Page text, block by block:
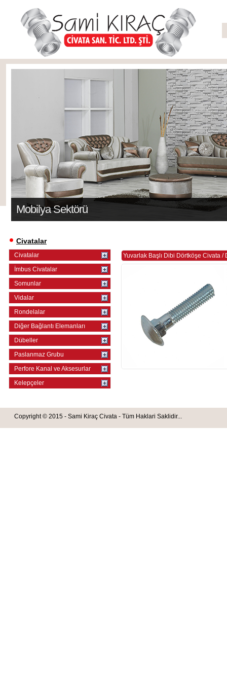
Civatalar
Civatalar
İmbus Civatalar
Somunlar
Vidalar
Rondelalar
Diğer Bağlantı Elemanları
Dübeller
Paslanmaz Grubu
Perfore Kanal ve Aksesurlar
Kelepçeler
Yuvarlak Başlı Dibi Dörtköşe Civata /
Copyright © 2015 - Sami Kiraç Civata - Tüm Haklari Saklidir...